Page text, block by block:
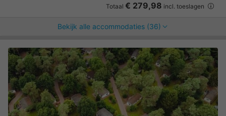
Totaal € 279,98 incl. toeslagen
Bekijk alle accommodaties (36)